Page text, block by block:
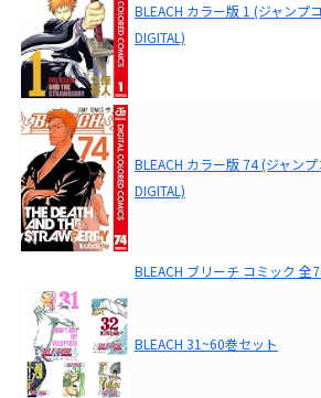
BLEACH カラー版 1 (ジャンプ
DIGITAL)
BLEACH カラー版 74 (ジャン
DIGITAL)
BLEACH ブリーチ コミック 全
BLEACH 31~60巻セット